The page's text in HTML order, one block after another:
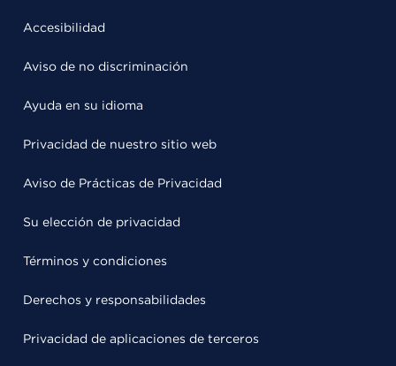
Accesibilidad
Aviso de no discriminación
Ayuda en su idioma
Privacidad de nuestro sitio web
Aviso de Prácticas de Privacidad
Su elección de privacidad
Términos y condiciones
Derechos y responsabilidades
Privacidad de aplicaciones de terceros